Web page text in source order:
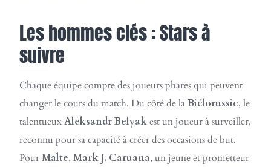
Les hommes clés : Stars à
suivre
Chaque équipe compte des joueurs phares qui peuvent
changer le cours du match. Du côté de laBiélorussie, le
talentueuxAleksandr Belyakest un joueur à surveiller,
reconnu pour sa capacité à créer des occasions de but.
PourMalte, Mark J. Caruana, un jeune et prometteur